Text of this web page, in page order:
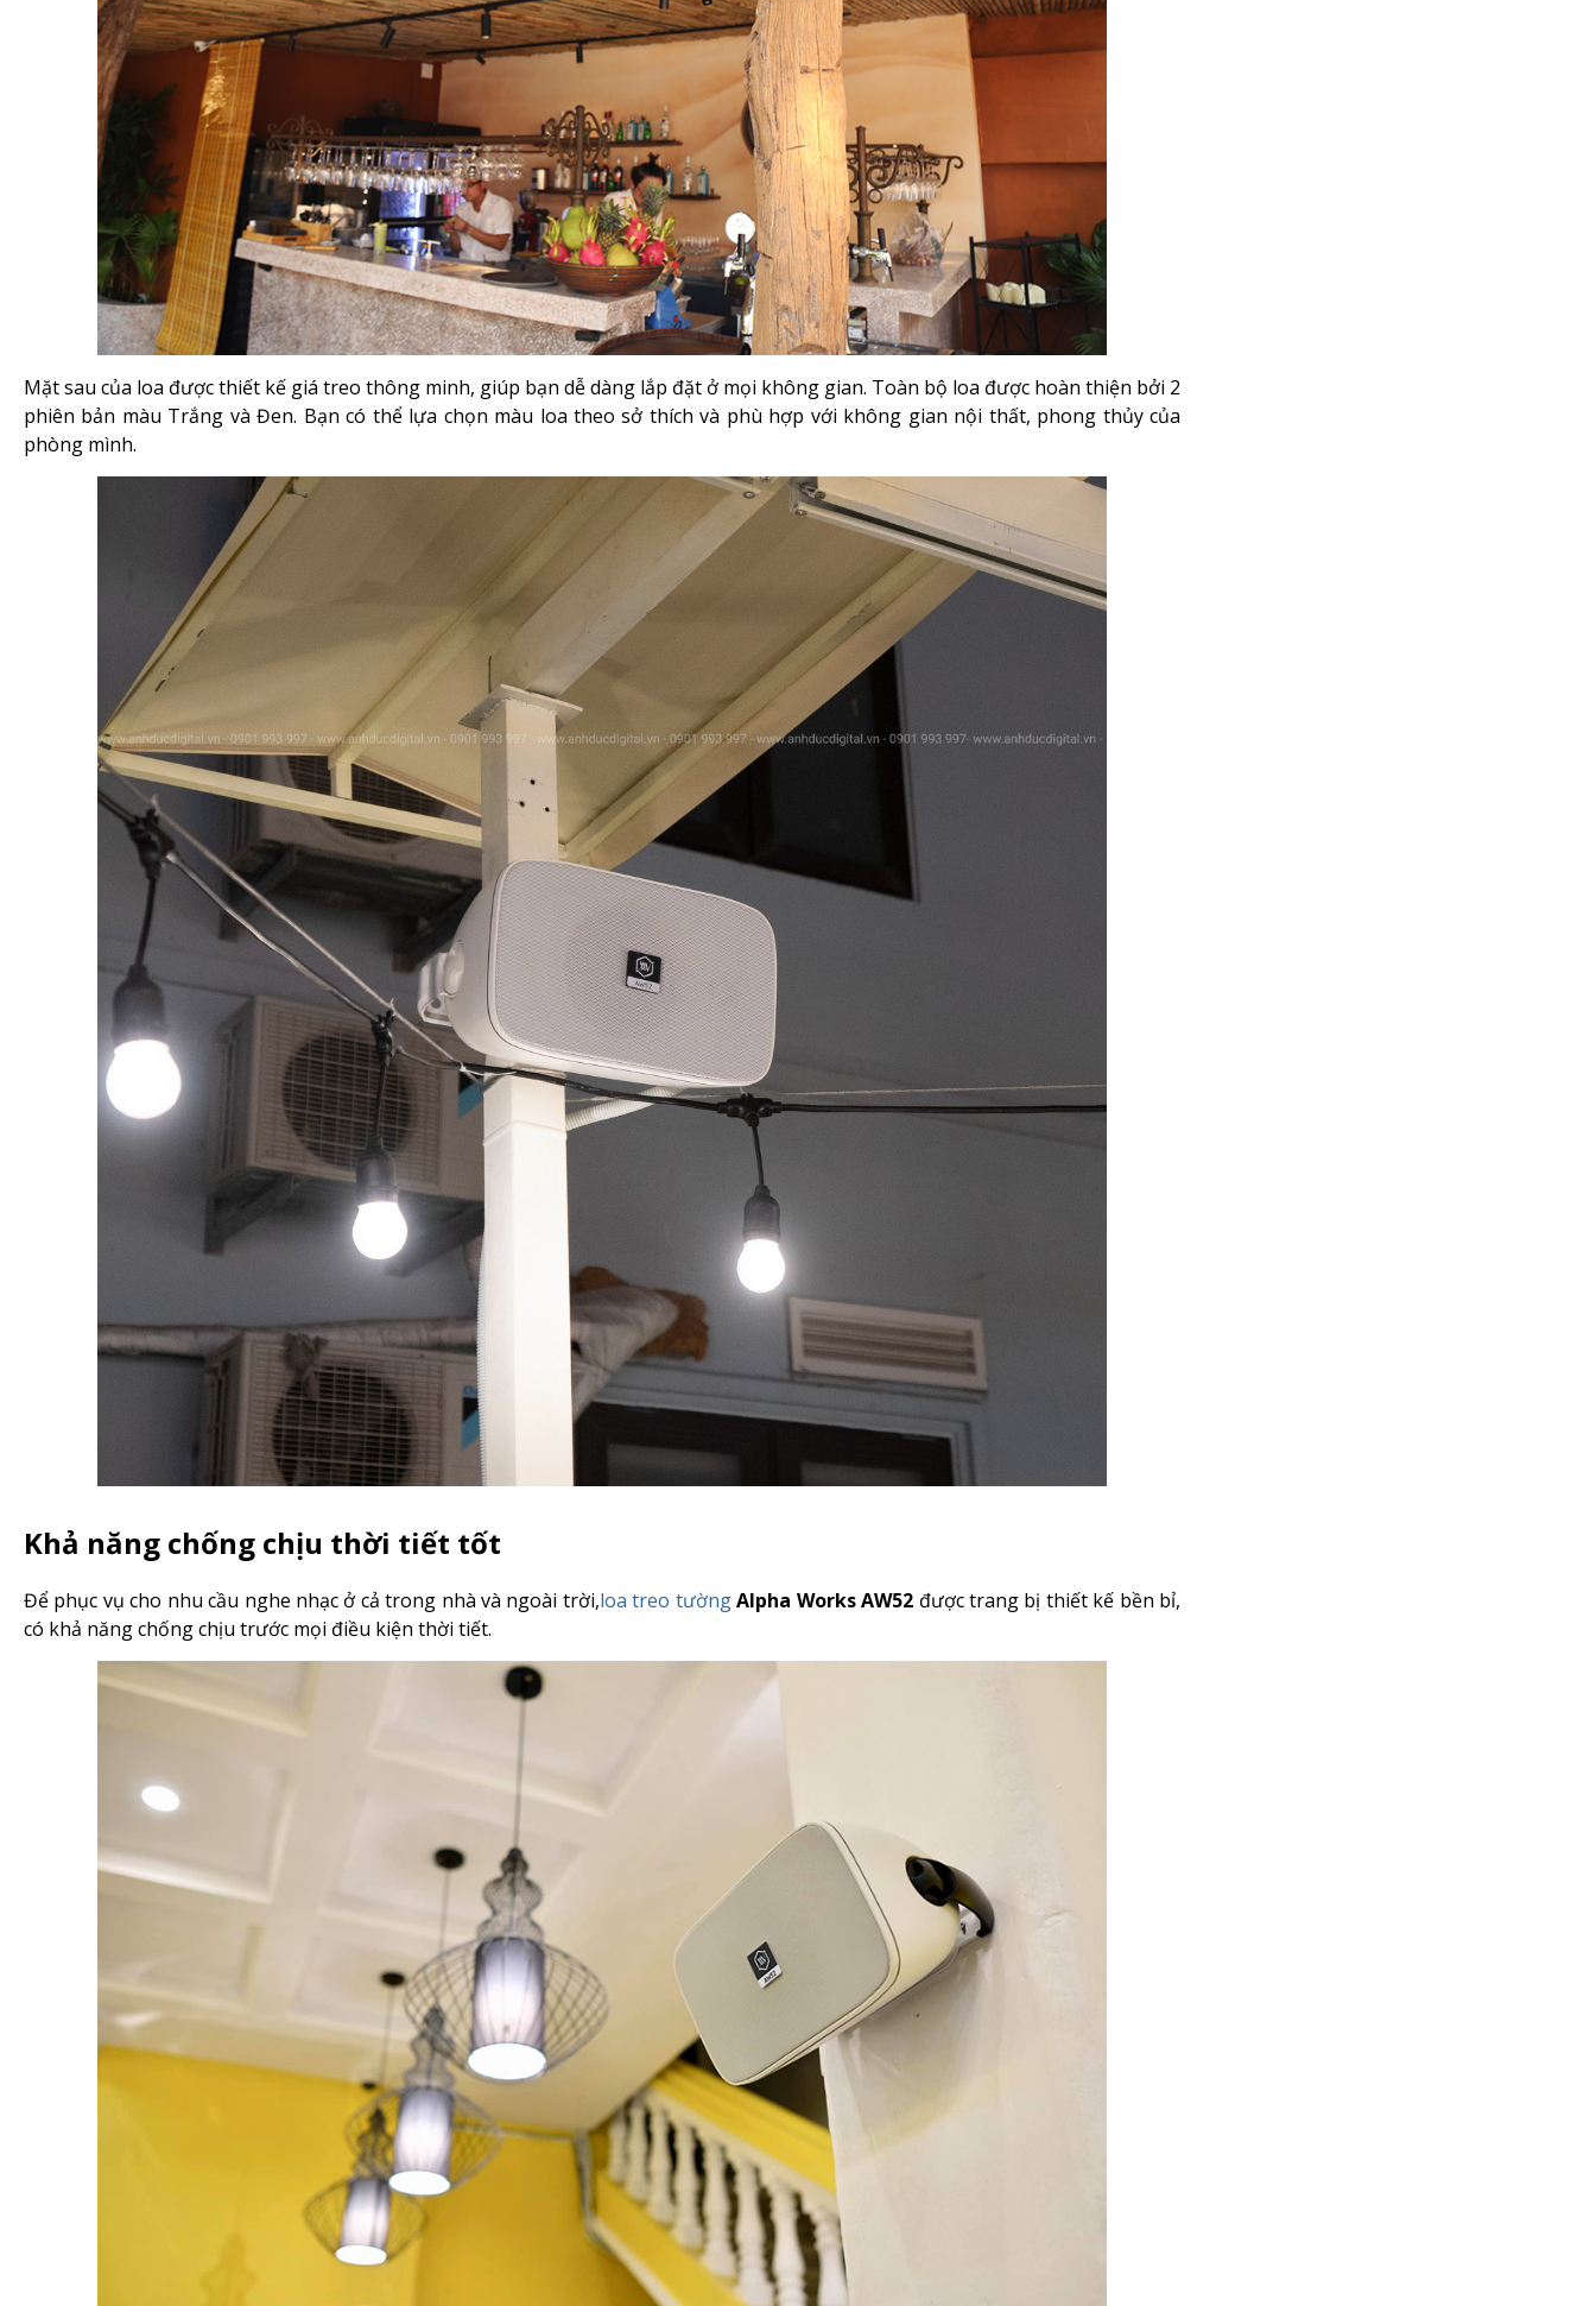
Mặt sau của loa được thiết kế giá treo thông minh, giúp bạn dễ dàng lắp đặt ở mọi không gian. Toàn bộ loa được hoàn thiện bởi 2
phiên bản màu Trắng và Đen. Bạn có thể lựa chọn màu loa theo sở thích và phù hợp với không gian nội thất, phong thủy của
phòng mình.
Khả năng chống chịu thời tiết tốt
Để phục vụ cho nhu cầu nghe nhạc ở cả trong nhà và ngoài trời,loa treo tườngAlpha Works AW52 được trang bị thiết kế bền bỉ,
có khả năng chống chịu trước mọi điều kiện thời tiết.